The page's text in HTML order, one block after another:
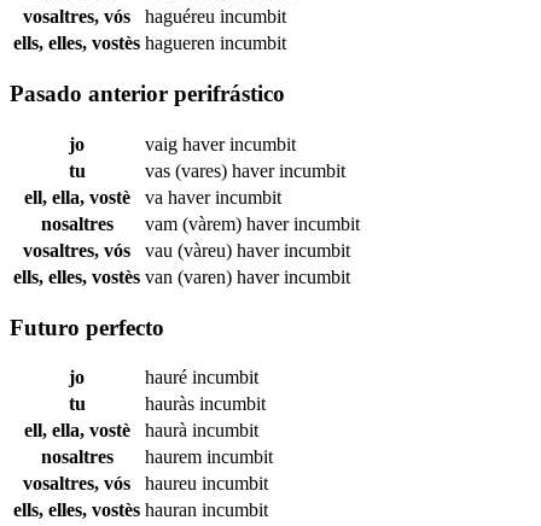
vosaltres, vós
haguéreu incumbit
ells, elles, vostès hagueren incumbit
Pasado anterior perifrástico
jo vaig haverincumbit
tu
vas (vares) haverincumbit
ell, ella, vostè
va haverincumbit
nosaltres
vam (vàrem) haverincumbit
vosaltres, vós
vau (vàreu) haverincumbit
ells, elles, vostès van (varen) haverincumbit
Futuro perfecto
jo hauré incumbit
tu
hauràs incumbit
ell, ella, vostè
haurà incumbit
nosaltres
haurem incumbit
vosaltres, vós
haureu incumbit
ells, elles, vostès hauran incumbit